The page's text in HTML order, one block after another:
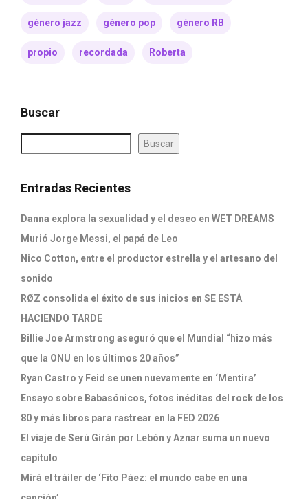
género jazz género pop género RB
propio recordada Roberta
Buscar
Buscar
Entradas Recientes
Danna explora la sexualidad y el deseo en WET DREAMS
Murió Jorge Messi, el papá de Leo
Nico Cotton, entre el productor estrella y el artesano del
sonido
RØZ consolida el éxito de sus inicios en SE ESTÁ
HACIENDO TARDE
Billie Joe Armstrong aseguró que el Mundial “hizo más
que la ONU en los últimos 20 años”
Ryan Castro y Feid se unen nuevamente en ‘Mentira’
Ensayo sobre Babasónicos, fotos inéditas del rock de los
80 y más libros para rastrear en la FED 2026
El viaje de Serú Girán por Lebón y Aznar suma un nuevo
capítulo
Mirá el tráiler de ‘Fito Páez: el mundo cabe en una